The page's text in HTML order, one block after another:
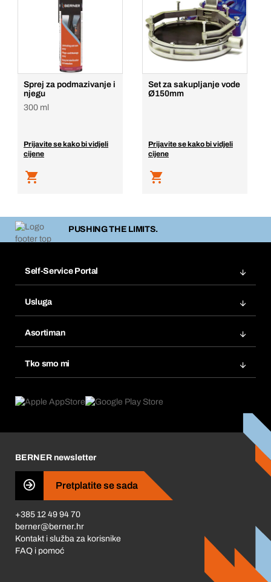
Sprej za podmazivanje i
njegu
300 ml
Prijavite se kako bi vidjeli
cijene
Set za sakupljanje vode
Ø150mm
Prijavite se kako bi vidjeli
cijene
PUSHING THE LIMITS.
Self-Service Portal
Popisi želja
Ponovno naručivanje
Pretplate
Usluga
Tražitelji proizvoda
Asortiman
Tko smo mi
Što nas pokreće
Business Conduct
BERNER newsletter
Pretplatite se sada
+385 12 49 94 70
berner@berner.hr
Kontakt i služba za korisnike
FAQ i pomoć